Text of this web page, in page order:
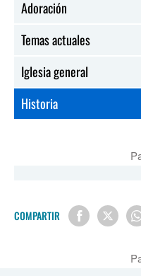
Adoración
Temas actuales
Iglesia general
Historia
COMPARTIR